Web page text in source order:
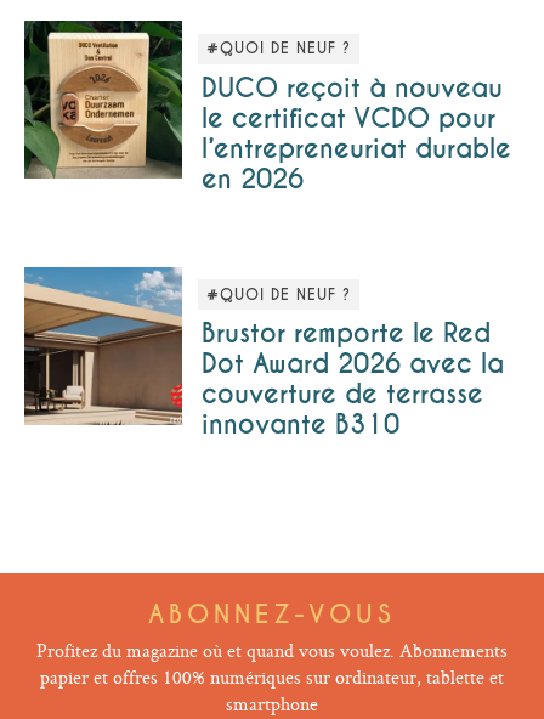
#QUOI DE NEUF ?
DUCO reçoit à nouveau
le certificat VCDO pour
l’entrepreneuriat durable
en 2026
#QUOI DE NEUF ?
Brustor remporte le Red
Dot Award 2026 avec la
couverture de terrasse
innovante B310
ABONNEZ-VOUS
Profitez du magazine où et quand vous voulez. Abonnements
papier et offres 100% numériques sur ordinateur, tablette et
smartphone